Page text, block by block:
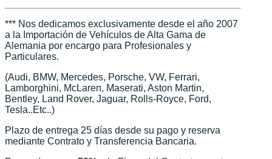
*** Nos dedicamos exclusivamente desde el año 2007
a la Importación de Vehículos de Alta Gama de
Alemania por encargo para Profesionales y
Particulares.
(Audi, BMW, Mercedes, Porsche, VW, Ferrari,
Lamborghini, McLaren, Maserati, Aston Martin,
Bentley, Land Rover, Jaguar, Rolls-Royce, Ford,
Tesla..Etc..)
Plazo de entrega 25 días desde su pago y reserva
mediante Contrato y Transferencia Bancaria.